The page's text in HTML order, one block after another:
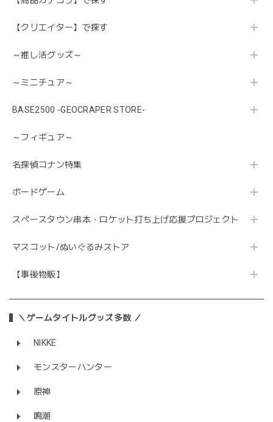
【クリエイター】で探す
～推し活グッズ～
～ミニチュア～
BASE2500 -GEOCRAPER STORE-
～フィギュア～
名探偵コナン特集
ボードゲーム
スペースタウン串本・ロケット打ち上げ応援プロジェクト
マスコット/ぬいぐるみストア
【事後物販】
＼ゲームタイトルグッズ多数 ／
NIKKE
モンスターハンター
原神
鳴潮